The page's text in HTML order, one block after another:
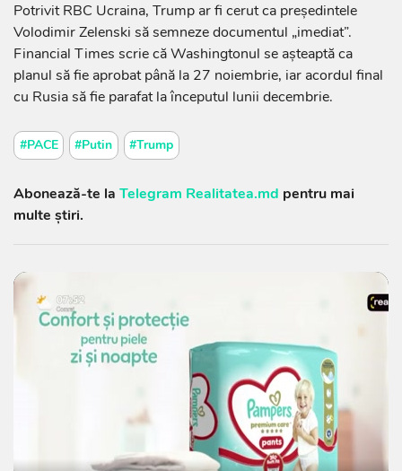
Potrivit RBC Ucraina, Trump ar fi cerut ca președintele
Volodimir Zelenski să semneze documentul „imediat”.
Financial Times scrie că Washingtonul se așteaptă ca
planul să fie aprobat până la 27 noiembrie, iar acordul final
cu Rusia să fie parafat la începutul lunii decembrie.
#PACE #Putin #Trump
Abonează-te la Telegram Realitatea.md pentru mai
multe știri.